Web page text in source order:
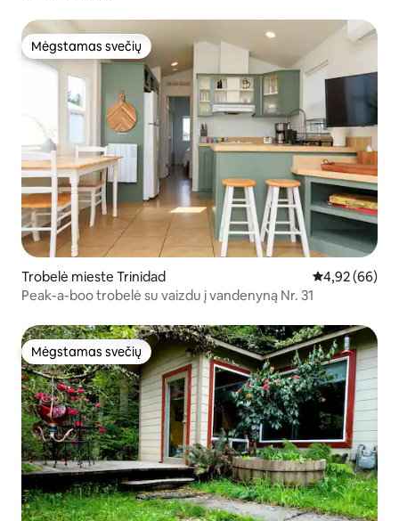
Mėgstamas svečių
Mėgstamas svečių
Trobelė mieste Trinidad Vidutinis
4,92 (66)
Peak-a-boo trobelė su vaizdu į vandenyną Nr. 31
Mėgstamas svečių
Mėgstamas svečių